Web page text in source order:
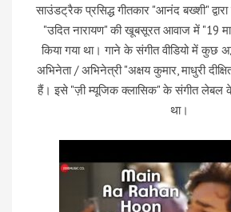
साउंडट्रैक प्रसिद्ध गीतकार "आनंद बख्शी"
"उदित नारायण" की खूबसूरत आवाज में "19
किया गया था। गाने के संगीत वीडियो में कुछ
अभिनेता / अभिनेत्री "अक्षय कुमार, माधुरी
हैं। इसे "ज़ी म्यूजिक क्लासिक" के संगीत लेबल के
था।